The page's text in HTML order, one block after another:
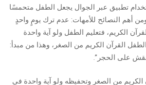
تطبيق عبر الجوال يجعل الطفل متحمسًا
أهم النصائح للأمهات: عدم ترك يومٍ واحدٍ
الكريم، فتعليم الطفل ولو آية واحدة
القرآن الكريم من الصغر، وهذا من مبدأ:
على الحجر”.
الكريم من الصغر وتحفيظه ولو آية واحدة في